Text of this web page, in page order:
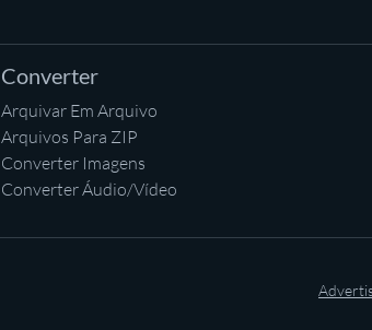
Converter
Arquivar Em Arquivo
Arquivos Para ZIP
Converter Imagens
Converter Áudio/Vídeo